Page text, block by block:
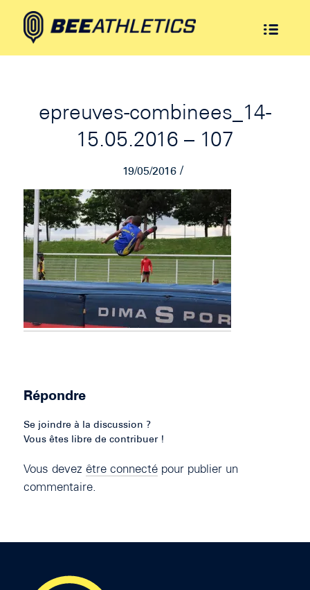
epreuves-combinees_14-
15.05.2016 – 107
19/05/2016 /
Répondre
Se joindre à la discussion ?
Vous êtes libre de contribuer !
Vous devez être connectépour publier un
commentaire.